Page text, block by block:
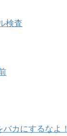
検査
カにするなよ！